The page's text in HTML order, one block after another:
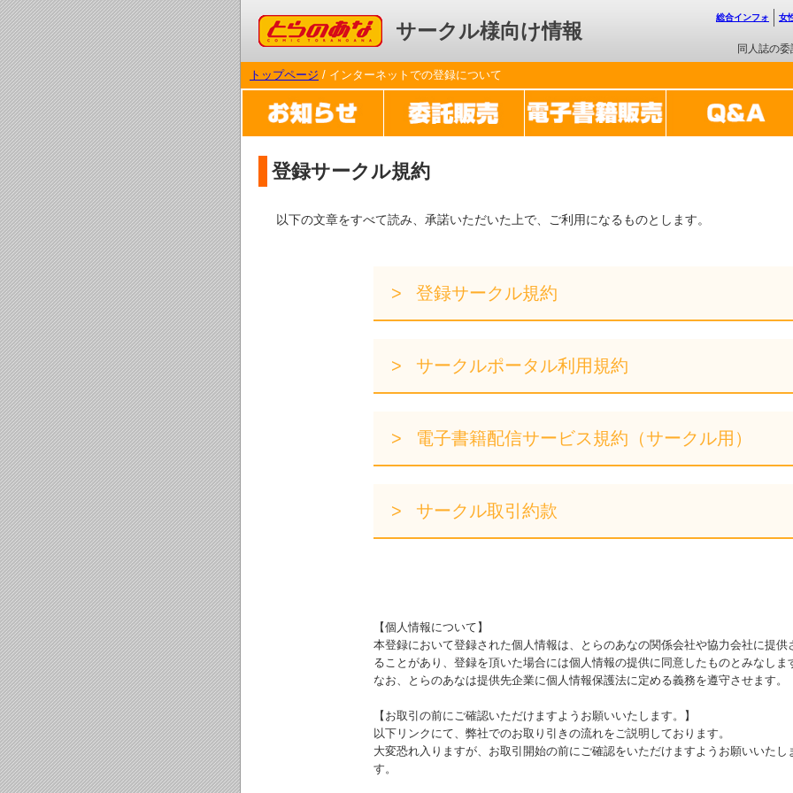
コミックとらのあな サークル様向け情報
同人誌の委
総合インフォ 女
トップページ / インターネットでの登録について
登録サークル規約
以下の文章をすべて読み、承諾いただいた上で、ご利用になるものとします。
登録サークル規約
サークルポータル利用規約
電子書籍配信サービス規約（サークル用）
サークル取引約款
【個人情報について】
本登録において登録された個人情報は、とらのあなの関係会社や協力会社に提供
ることがあり、登録を頂いた場合には個人情報の提供に同意したものとみなしま
なお、とらのあなは提供先企業に個人情報保護法に定める義務を遵守させます。
【お取引の前にご確認いただけますようお願いいたします。】
以下リンクにて、弊社でのお取り引きの流れをご説明しております。
大変恐れ入りますが、お取引開始の前にご確認をいただけますようお願いいたし
す。